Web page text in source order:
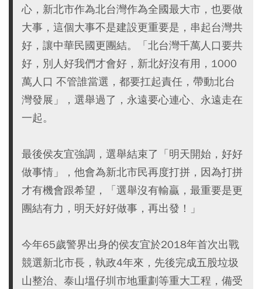
心，新北市作為北台灣作為全國最大市，也要做
大事，這個大事不是建設更重要是，串起台灣共
好，讓中華民國更團結。「北台灣千萬人口要共
好，別人好我們才會好，新北好沒有用，1000
萬人口 不管誰當選，都要扛起責任，帶動北台
灣發展」，選舉過了，永遠要心連心、永遠走在
一起。
最後侯友宜強調，選舉結束了「明天開始，好好
做事情」，他會為新北市民再度打拼，因為打拼
才有機會跟希望，「選舉沒有輸贏，最重要是更
團結有力，明天好好做事，再出發！」
今年65歲警界出身的侯友宜於2018年首次出戰
競選新北市長，執政4年來，先後完成五股垃圾
山整治、泰山塭仔圳市地重劃等重大工程，備受